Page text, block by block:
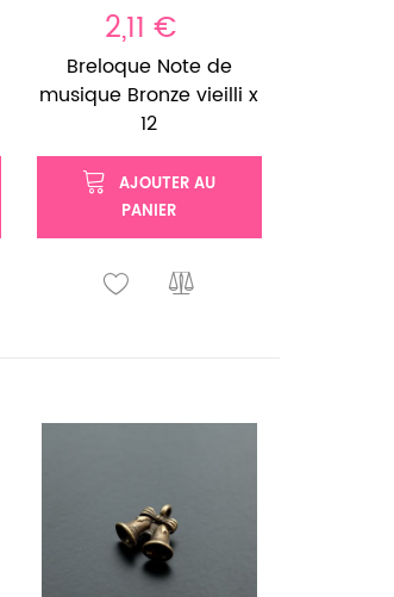
2,11 €
Breloque Note de
musique Bronze vieilli x
12
AJOUTER AU
PANIER